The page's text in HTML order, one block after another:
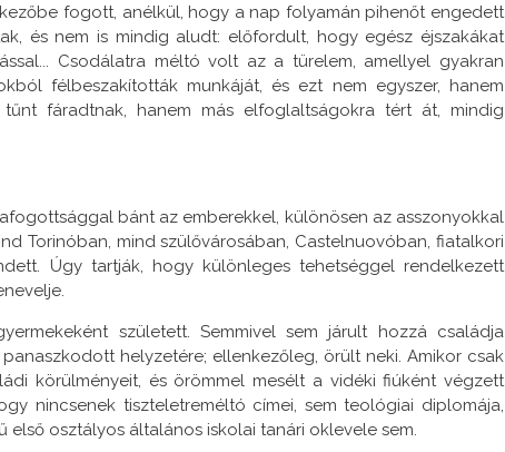
fogott, anélkül, hogy a nap folyamán pihenőt engedett
és nem is mindig aludt: előfordult, hogy egész éjszakákat
Csodálatra méltó volt az a türelem, amellyel gyakran
félbeszakították munkáját, és ezt nem egyszer, hanem
fáradtnak, hanem más elfoglaltságokra tért át, mindig
bánt az emberekkel, különösen az asszonyokkal
Torinóban, mind szülővárosában, Castelnuovóban, fiatalkori
Úgy tartják, hogy különleges tehetséggel rendelkezett
született. Semmivel sem járult hozzá családja
helyzetére; ellenkezőleg, örült neki. Amikor csak
körülményeit, és örömmel mesélt a vidéki fiúként végzett
nincsenek tiszteletreméltó címei, sem teológiai diplomája,
osztályos általános iskolai tanári oklevele sem.